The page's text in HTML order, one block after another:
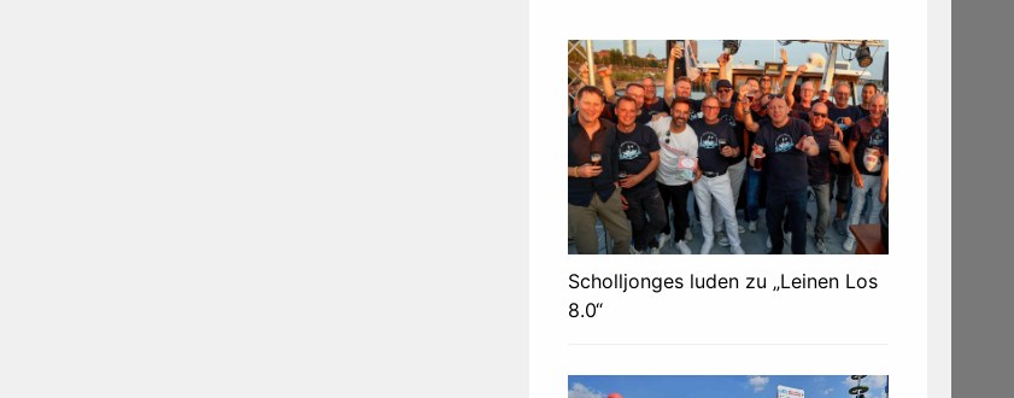
Scholljonges luden zu „Leinen Los
8.0“